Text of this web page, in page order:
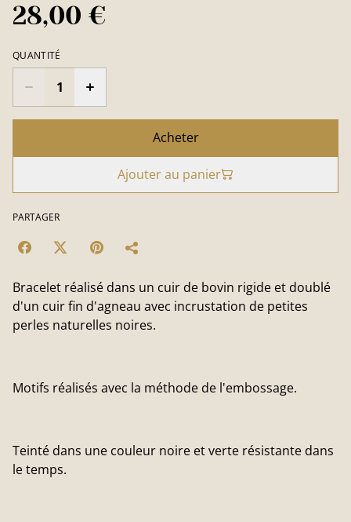
28,00 €
QUANTITÉ
Acheter
Ajouter au panier
PARTAGER
Bracelet réalisé dans un cuir de bovin rigide et doublé
d'un cuir fin d'agneau avec incrustation de petites
perles naturelles noires.
Motifs réalisés avec la méthode de l'embossage.
Teinté dans une couleur noire et verte résistante dans
le temps.